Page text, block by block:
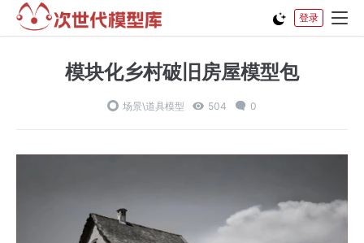
登录
模块化乡村破旧房屋模型包
场景\道具模型 504 0